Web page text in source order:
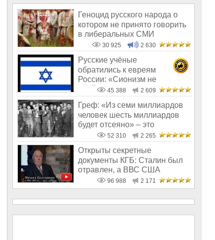
Геноцид русского народа о
котором не принято говорить
в либеральных СМИ
30 925 2 630
Русские учёные
обратились к евреям
России: «Сионизм не
пройдёт!»45 388 2 609
Греф: «Из семи миллиардов
человек шесть миллиардов
будет отсеяно» – это
пострашнее,
52 310 2 265
Открыты секретные
документы КГБ: Сталин был
отравлен, а ВВС США
бомбили СССР
96 988 2 171